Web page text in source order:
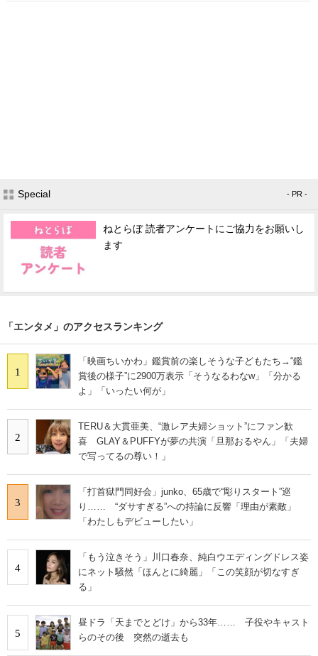
Special - PR -
ねとらぼ 読者アンケートにご協力をお願いし
ます
「エンタメ」のアクセスランキング
1
「映画ちいかわ」鑑賞前の楽しそうな子どもたち→“鑑
賞後の様子”に2900万表示「そうなるわなw」「分かる
よ」「いったい何が」
2
TERU＆大貫亜美、“激レア夫婦ショット”にファン歓
喜 GLAY＆PUFFYが夢の共演「旦那おるやん」「夫婦
で写ってるの尊い！」
3
「打首獄門同好会」junko、65歳で“彫りスタート”巡
り…… “ダサすぎる”への持論に反響「理由が素敵」
「わたしもデビューしたい」
4
「もう泣きそう」川口春奈、純白ウエディングドレス姿
にネット騒然「ほんとに綺麗」「この笑顔が切なすぎ
る」
5
昼ドラ「天までとどけ」から33年…… 子役やキャスト
らのその後 突然の逝去も